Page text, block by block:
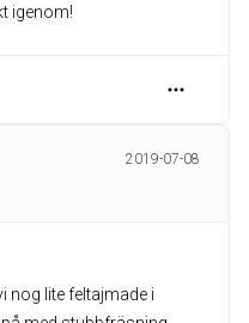
igenom!
2019-07-08
nog lite feltajmade i